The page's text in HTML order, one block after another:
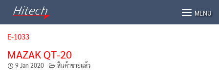
MENU
E-1033
MAZAK QT-20
9 Jan 2020 สินค้าขายแล้ว